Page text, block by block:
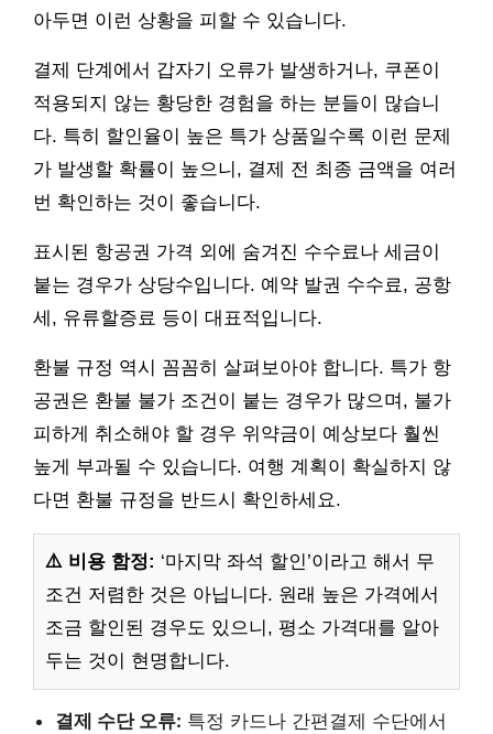
아두면 이런 상황을 피할 수 있습니다.
결제 단계에서 갑자기 오류가 발생하거나, 쿠폰이
적용되지 않는 황당한 경험을 하는 분들이 많습니
다. 특히 할인율이 높은 특가 상품일수록 이런 문제
가 발생할 확률이 높으니, 결제 전 최종 금액을 여러
번 확인하는 것이 좋습니다.
표시된 항공권 가격 외에 숨겨진 수수료나 세금이
붙는 경우가 상당수입니다. 예약 발권 수수료, 공항
세, 유류할증료 등이 대표적입니다.
환불 규정 역시 꼼꼼히 살펴보아야 합니다. 특가 항
공권은 환불 불가 조건이 붙는 경우가 많으며, 불가
피하게 취소해야 할 경우 위약금이 예상보다 훨씬
높게 부과될 수 있습니다. 여행 계획이 확실하지 않
다면 환불 규정을 반드시 확인하세요.
⚠️ 비용 함정: ‘마지막 좌석 할인’이라고 해서 무
조건 저렴한 것은 아닙니다. 원래 높은 가격에서
조금 할인된 경우도 있으니, 평소 가격대를 알아
두는 것이 현명합니다.
결제 수단 오류: 특정 카드나 간편결제 수단에서